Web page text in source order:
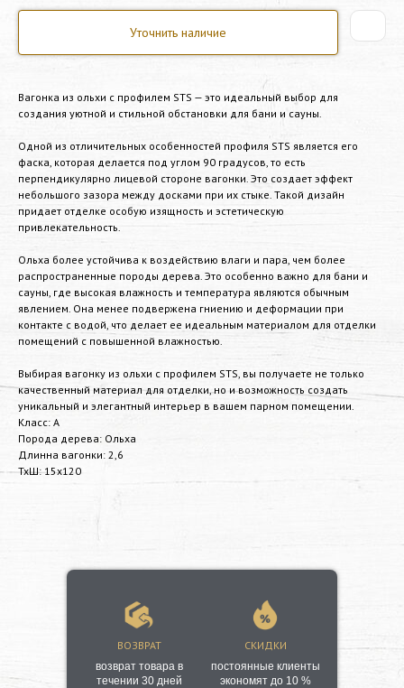
Уточнить наличие
Вагонка из ольхи с профилем STS — это идеальный выбор для
создания уютной и стильной обстановки для бани и сауны.
Одной из отличительных особенностей профиля STS является его
фаска, которая делается под углом 90 градусов, то есть
перпендикулярно лицевой стороне вагонки. Это создает эффект
небольшого зазора между досками при их стыке. Такой дизайн
придает отделке особую изящность и эстетическую
привлекательность.
Ольха более устойчива к воздействию влаги и пара, чем более
распространенные породы дерева. Это особенно важно для бани и
сауны, где высокая влажность и температура являются обычным
явлением. Она менее подвержена гниению и деформации при
контакте с водой, что делает ее идеальным материалом для отделки
помещений с повышенной влажностью.
Выбирая вагонку из ольхи с профилем STS, вы получаете не только
качественный материал для отделки, но и возможность создать
уникальный и элегантный интерьер в вашем парном помещении.
Класс: А
Порода дерева: Ольха
Длинна вагонки: 2,6
ТхШ: 15х120
ВОЗВРАТ СКИДКИ
возврат товара в
течении 30 дней
постоянные клиенты
экономят до 10 %